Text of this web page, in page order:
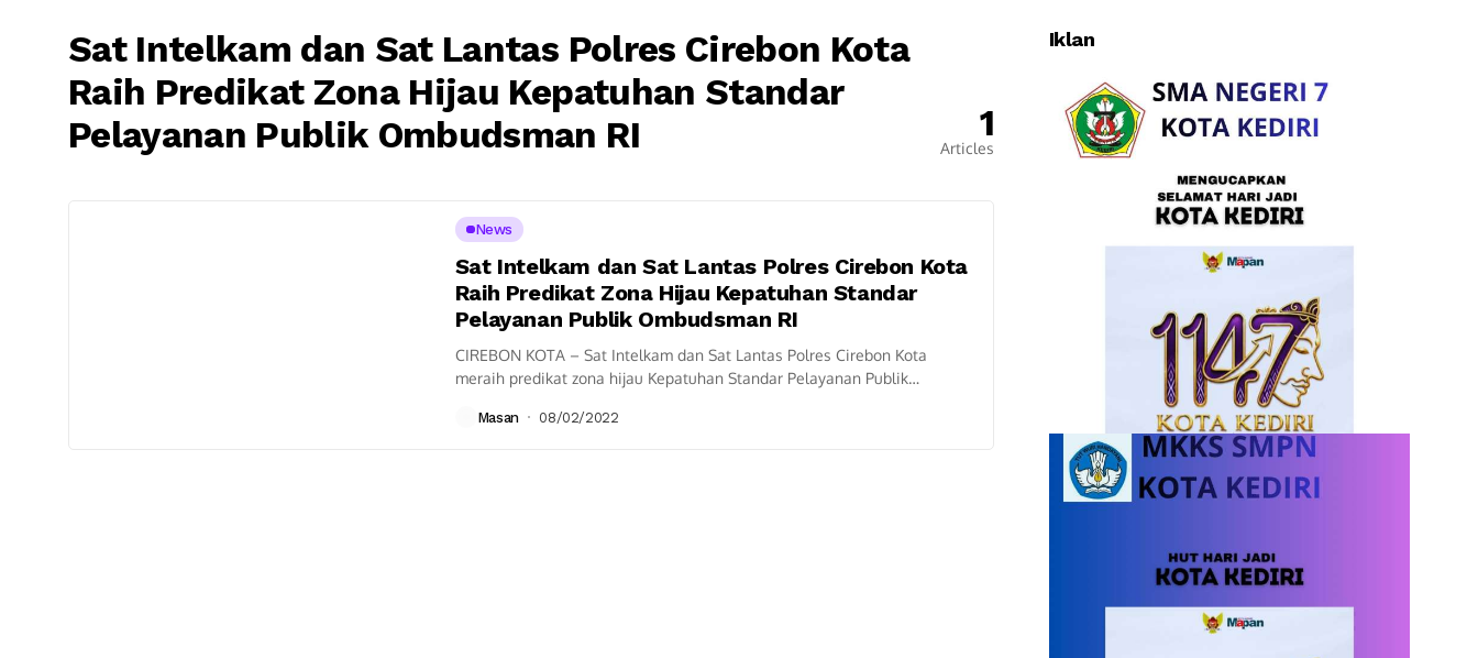
Sat Intelkam dan Sat Lantas Polres Cirebon Kota
Raih Predikat Zona Hijau Kepatuhan Standar
Pelayanan Publik Ombudsman RI
1
Articles
News
Sat Intelkam dan Sat Lantas Polres Cirebon Kota
Raih Predikat Zona Hijau Kepatuhan Standar
Pelayanan Publik Ombudsman RI
CIREBON KOTA – Sat Intelkam dan Sat Lantas Polres Cirebon Kota
meraih predikat zona hijau Kepatuhan Standar Pelayanan Publik
Masan 08/02/2022
Iklan